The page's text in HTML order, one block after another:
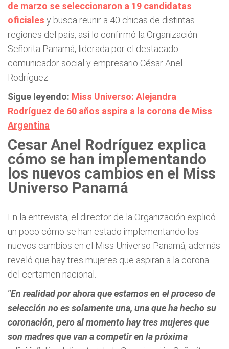
de marzo se seleccionaron a 19 candidatas
oficiales y busca reunir a 40 chicas de distintas
regiones del país, así lo confirmó la Organización
Señorita Panamá, liderada por el destacado
comunicador social y empresario César Anel
Rodríguez.
Sigue leyendo: Miss Universo: Alejandra
Rodríguez de 60 años aspira a la corona de Miss
Argentina
Cesar Anel Rodríguez explica
cómo se han implementando
los nuevos cambios en el Miss
Universo Panamá
En la entrevista, el director de la Organización explicó
un poco cómo se han estado implementando los
nuevos cambios en el Miss Universo Panamá, además
reveló que hay tres mujeres que aspiran a la corona
del certamen nacional.
"En realidad por ahora que estamos en el proceso de
selección no es solamente una, una que ha hecho su
coronación, pero al momento hay tres mujeres que
son madres que van a competir en la próxima